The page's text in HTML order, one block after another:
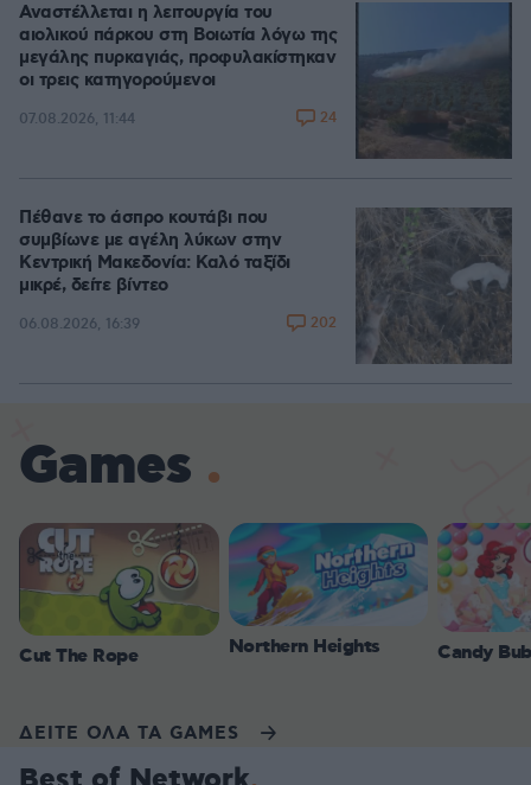
Αναστέλλεται η λειτουργία του
αιολικού πάρκου στη Βοιωτία λόγω της
μεγάλης πυρκαγιάς, προφυλακίστηκαν
οι τρεις κατηγορούμενοι
07.08.2026, 11:44 24
Πέθανε το άσπρο κουτάβι που
συμβίωνε με αγέλη λύκων στην
Κεντρική Μακεδονία: Καλό ταξίδι
μικρέ, δείτε βίντεο
06.08.2026, 16:39 202
Games
Cut The Rope Northern Heights Candy
ΔΕΙΤΕ ΟΛΑ ΤΑ GAMES